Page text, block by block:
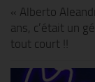
« Alberto
ans, c’était un
tout court !!